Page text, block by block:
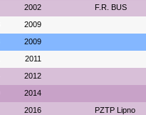
2002 F.R. BUS
2009
2009
2011
2012
2014
2016 PZTP Lipno